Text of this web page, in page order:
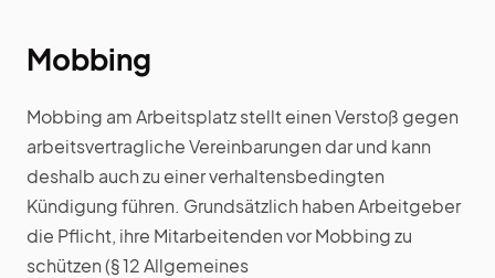
Mobbing
Mobbing am Arbeitsplatz stellt einen Verstoß gegen
arbeitsvertragliche Vereinbarungen dar und kann
deshalb auch zu einer verhaltensbedingten
Kündigung führen. Grundsätzlich haben Arbeitgeber
die Pflicht, ihre Mitarbeitenden vor Mobbing zu
schützen (§ 12 Allgemeines